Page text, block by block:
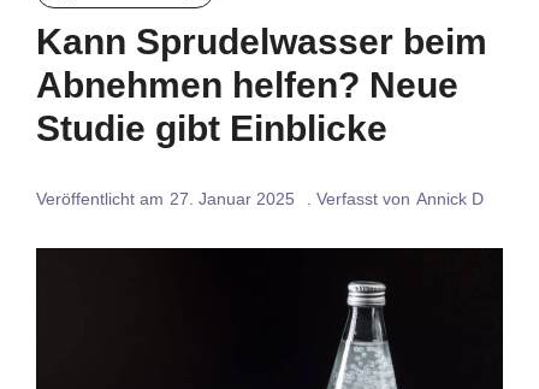
Kann Sprudelwasser beim
Abnehmen helfen? Neue
Studie gibt Einblicke
Veröffentlicht am 27. Januar 2025 . Verfasst von Annick D